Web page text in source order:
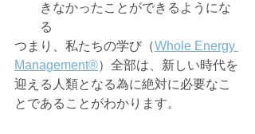
きなかったことができるようにな
る
つまり、私たちの学び（Whole Energy
Management®️）全部は、新しい時代を
迎える人類となる為に絶対に必要なこ
とであることがわかります。